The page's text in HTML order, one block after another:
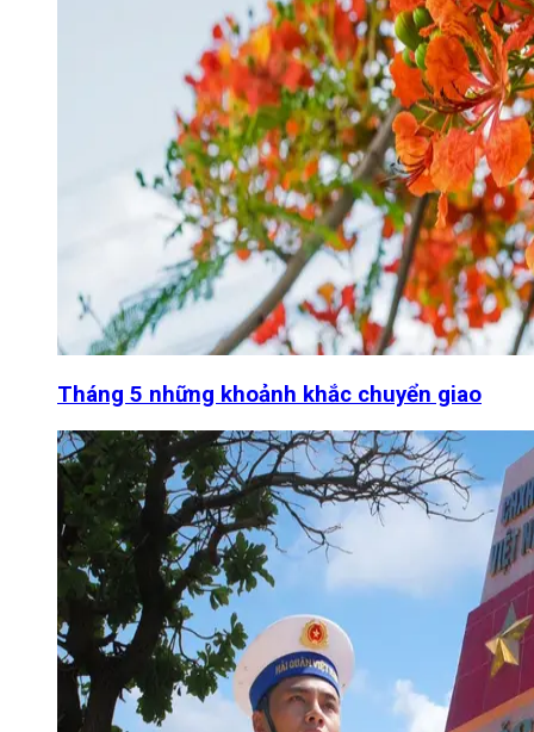
Tháng 5 những khoảnh khắc chuyển giao